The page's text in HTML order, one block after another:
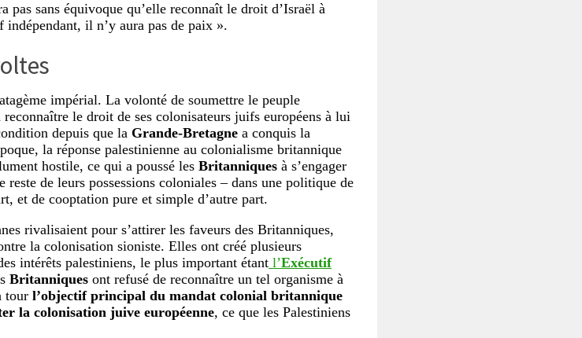
pas sans équivoque qu’elle reconnaît le droit d’Israël à
indépendant, il n’y aura pas de paix ».
impérial. La volonté de soumettre le peuple
le droit de ses colonisateurs juifs européens à lui
depuis que la Grande-Bretagne a conquis la
la réponse palestinienne au colonialisme britannique
hostile, ce qui a poussé les Britanniques à s’engager
de leurs possessions coloniales – dans une politique de
et de cooptation pure et simple d’autre part.
rivalisaient pour s’attirer les faveurs des Britanniques,
la colonisation sioniste. Elles ont créé plusieurs
intérêts palestiniens, le plus important étant l’Exécutif
Britanniquesont refusé de reconnaître un tel organisme à
tour l’objectif principal du mandat colonial britannique
la colonisation juive européenne, ce que les Palestiniens